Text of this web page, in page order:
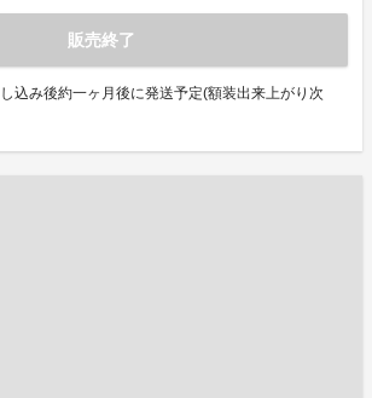
販売終了
込み後約一ヶ月後に発送予定(額装出来上がり次